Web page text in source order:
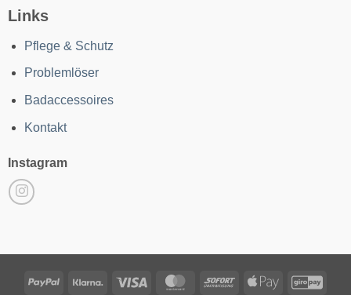
Links
Pflege & Schutz
Problemlöser
Badaccessoires
Kontakt
Instagram
PayPal Klarna Visa MasterCardSofort
Apple